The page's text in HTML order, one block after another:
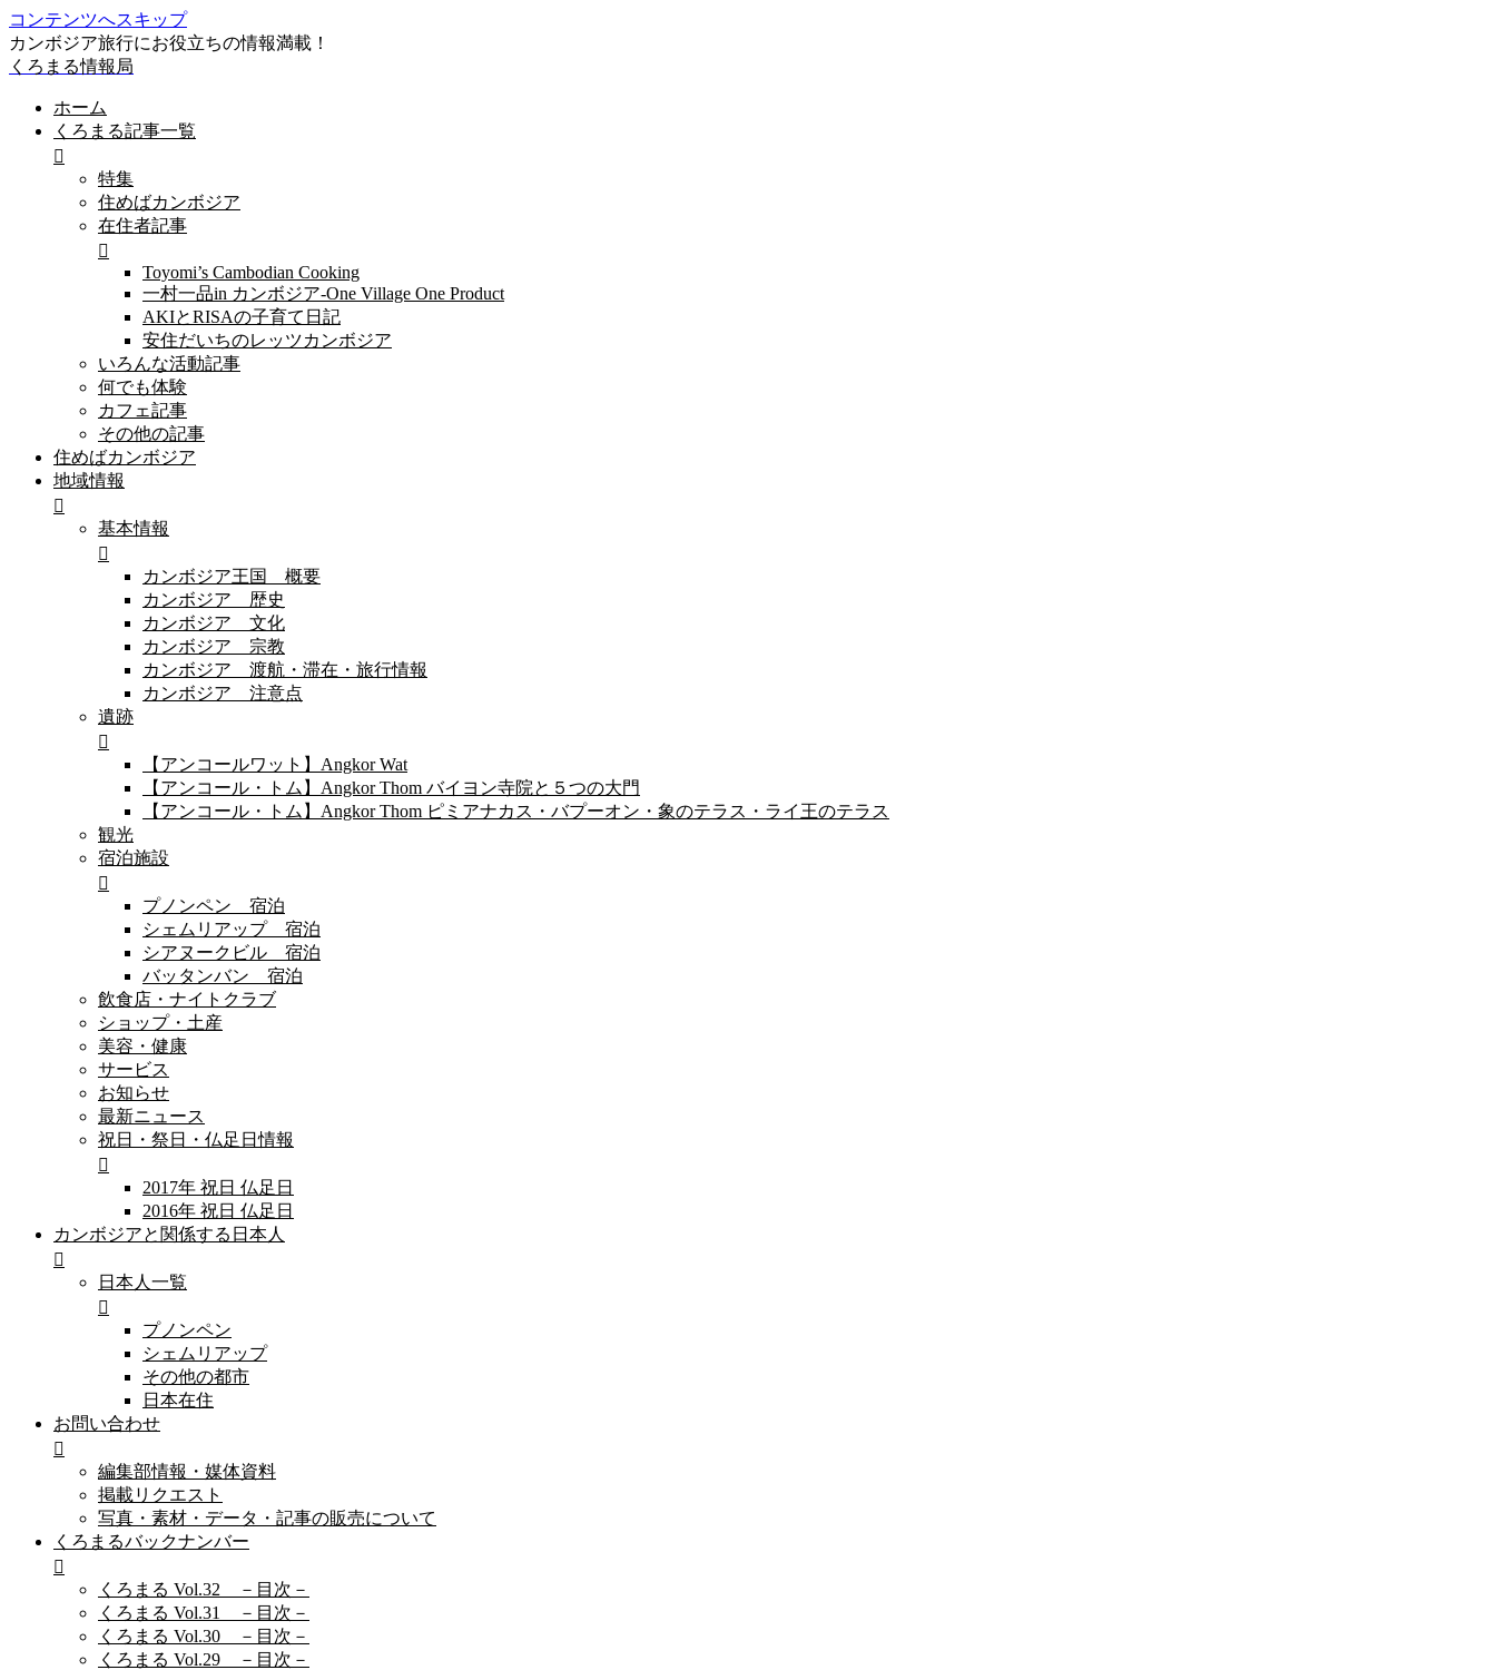
コンテンツへスキップ
カンボジア旅行にお役立ちの情報満載！
くろまる情報局
ホーム
くろまる記事一覧
特集
住めばカンボジア
在住者記事
Toyomi’s Cambodian Cooking
一村一品in カンボジア-One Village One Product
AKIとRISAの子育て日記
安住だいちのレッツカンボジア
いろんな活動記事
何でも体験
カフェ記事
その他の記事
住めばカンボジア
地域情報
基本情報
カンボジア王国 概要
カンボジア 歴史
カンボジア 文化
カンボジア 宗教
カンボジア 渡航・滞在・旅行情報
カンボジア 注意点
遺跡
【アンコールワット】Angkor Wat
【アンコール・トム】Angkor Thom バイヨン寺院と５つの大門
【アンコール・トム】Angkor Thom ピミアナカス・バプーオン・象のテラス・ライ王のテラス
観光
宿泊施設
プノンペン 宿泊
シェムリアップ 宿泊
シアヌークビル 宿泊
バッタンバン 宿泊
飲食店・ナイトクラブ
ショップ・土産
美容・健康
サービス
お知らせ
最新ニュース
祝日・祭日・仏足日情報
2017年 祝日 仏足日
2016年 祝日 仏足日
カンボジアと関係する日本人
日本人一覧
プノンペン
シェムリアップ
その他の都市
日本在住
お問い合わせ
編集部情報・媒体資料
掲載リクエスト
写真・素材・データ・記事の販売について
くろまるバックナンバー
くろまる Vol.32 －目次－
くろまる Vol.31 －目次－
くろまる Vol.30 －目次－
くろまる Vol.29 －目次－